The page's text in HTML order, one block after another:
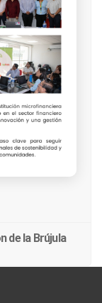
de la Brújula